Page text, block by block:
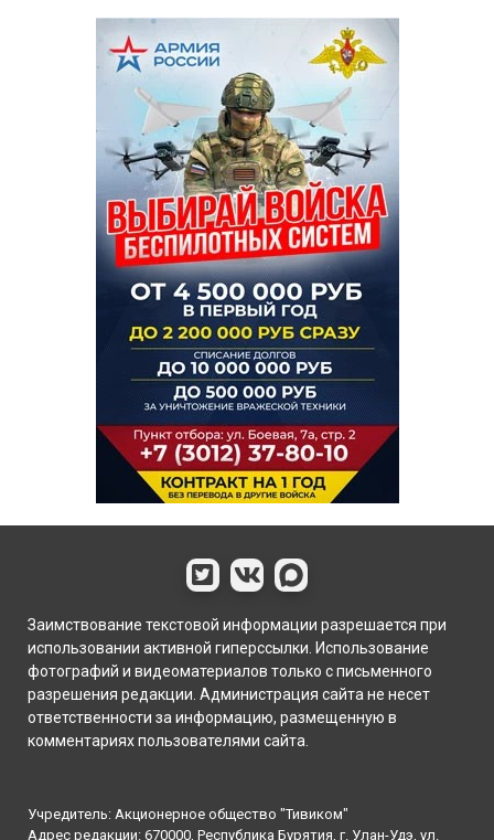
Заимствование текстовой информации разрешается при
использовании активной гиперссылки. Использование
фотографий и видеоматериалов только с письменного
разрешения редакции. Администрация сайта не несет
ответственности за информацию, размещенную в
комментариях пользователями сайта.
Учредитель: Акционерное общество "Тивиком"
Адрес редакции: 670000, Республика Бурятия, г. Улан-Удэ, ул.